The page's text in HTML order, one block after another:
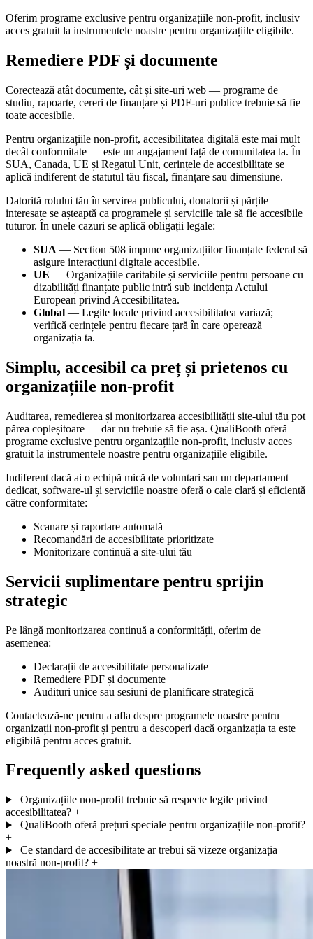
Oferim programe exclusive pentru organizațiile non-profit, inclusiv
acces gratuit la instrumentele noastre pentru organizațiile eligibile.
Remediere PDF și documente
Corectează atât documente, cât și site-uri web — programe de
studiu, rapoarte, cereri de finanțare și PDF-uri publice trebuie să fie
toate accesibile.
Pentru organizațiile non-profit, accesibilitatea digitală este mai mult
decât conformitate — este un angajament față de comunitatea ta. În
SUA, Canada, UE și Regatul Unit, cerințele de accesibilitate se
aplică indiferent de statutul tău fiscal, finanțare sau dimensiune.
Datorită rolului tău în servirea publicului, donatorii și părțile
interesate se așteaptă ca programele și serviciile tale să fie accesibile
tuturor. În unele cazuri se aplică obligații legale:
SUA — Section 508 impune organizațiilor finanțate federal să
asigure interacțiuni digitale accesibile.
UE — Organizațiile caritabile și serviciile pentru persoane cu
dizabilități finanțate public intră sub incidența Actului
European privind Accesibilitatea.
Global — Legile locale privind accesibilitatea variază;
verifică cerințele pentru fiecare țară în care operează
organizația ta.
Simplu, accesibil ca preț și prietenos cu
organizațiile non-profit
Auditarea, remedierea și monitorizarea accesibilității site-ului tău pot
părea copleșitoare — dar nu trebuie să fie așa. QualiBooth oferă
programe exclusive pentru organizațiile non-profit, inclusiv acces
gratuit la instrumentele noastre pentru organizațiile eligibile.
Indiferent dacă ai o echipă mică de voluntari sau un departament
dedicat, software-ul și serviciile noastre oferă o cale clară și eficientă
către conformitate:
Scanare și raportare automată
Recomandări de accesibilitate prioritizate
Monitorizare continuă a site-ului tău
Servicii suplimentare pentru sprijin
strategic
Pe lângă monitorizarea continuă a conformității, oferim de
asemenea:
Declarații de accesibilitate personalizate
Remediere PDF și documente
Audituri unice sau sesiuni de planificare strategică
Contactează-ne pentru a afla despre programele noastre pentru
organizații non-profit și pentru a descoperi dacă organizația ta este
eligibilă pentru acces gratuit.
Frequently asked questions
Organizațiile non-profit trebuie să respecte legile privind
accesibilitatea? +
QualiBooth oferă prețuri speciale pentru organizațiile non-profit?
+
Ce standard de accesibilitate ar trebui să vizeze organizația
noastră non-profit? +